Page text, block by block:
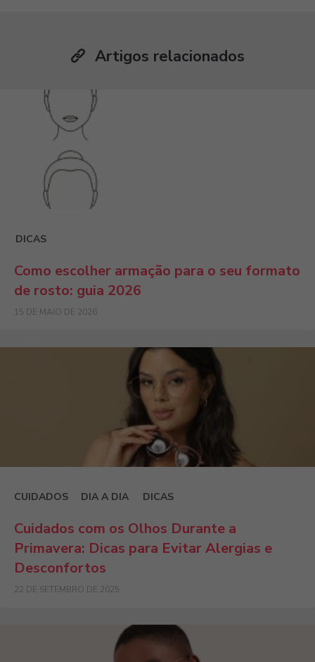
Artigos relacionados
DICAS
Como escolher armação para o seu formato
de rosto: guia 2026
15 DE MAIO DE 2026
CUIDADOS DIA A DIA DICAS
Cuidados com os Olhos Durante a
Primavera: Dicas para Evitar Alergias e
Desconfortos
22 DE SETEMBRO DE 2025